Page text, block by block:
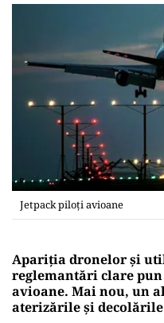
Jetpack piloți avioane
Apariția dronelor și
reglemantări clare
avioane. Mai nou, un
aterizările și